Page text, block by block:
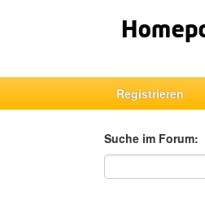
Registrieren
Suche im Forum:
Suche im Forum